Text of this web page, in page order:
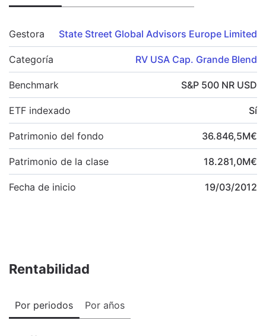
Gestora State Street Global Advisors Europe Limited
Categoría RV USA Cap. Grande Blend
Benchmark S&P 500 NR USD
ETF indexado Sí
Patrimonio del fondo 36.846,5M€
Patrimonio de la clase 18.281,0M€
Fecha de inicio 19/03/2012
Rentabilidad
Por periodos Por años